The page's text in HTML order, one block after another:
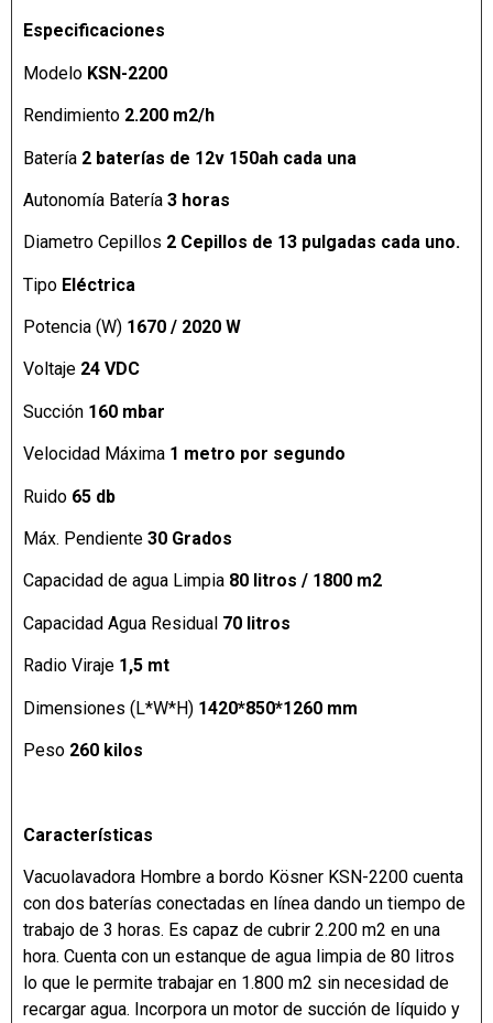
Especificaciones
Modelo KSN-2200
Rendimiento 2.200 m2/h
Batería 2 baterías de 12v 150ah cada una
Autonomía Batería 3 horas
Diametro Cepillos 2 Cepillos de 13 pulgadas cada uno.
Tipo Eléctrica
Potencia (W) 1670 / 2020 W
Voltaje 24 VDC
Succión 160 mbar
Velocidad Máxima 1 metro por segundo
Ruido 65 db
Máx. Pendiente 30 Grados
Capacidad de agua Limpia 80 litros / 1800 m2
Capacidad Agua Residual 70 litros
Radio Viraje 1,5 mt
Dimensiones (L*W*H) 1420*850*1260 mm
Peso 260 kilos
Características
Vacuolavadora Hombre a bordo Kösner KSN-2200 cuenta
con dos baterías conectadas en línea dando un tiempo de
trabajo de 3 horas. Es capaz de cubrir 2.200 m2 en una
hora. Cuenta con un estanque de agua limpia de 80 litros
lo que le permite trabajar en 1.800 m2 sin necesidad de
recargar agua. Incorpora un motor de succión de líquido y